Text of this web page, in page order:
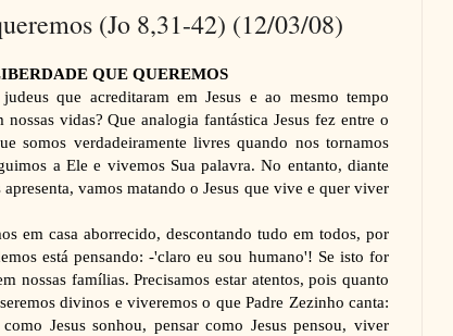
(Jo 8,31-42) (12/03/08)
QUE QUEREMOS
que acreditaram em Jesus e ao mesmo tempo
vidas? Que analogia fantástica Jesus fez entre o
somos verdadeiramente livres quando nos tornamos
a Ele e vivemos Sua palavra. No entanto, diante
vamos matando o Jesus que vive e quer viver
em casa aborrecido, descontando tudo em todos, por
está pensando: -'claro eu sou humano'! Se isto for
nossas famílias. Precisamos estar atentos, pois quanto
divinos e viveremos o que Padre Zezinho canta:
Jesus sonhou, pensar como Jesus pensou, viver